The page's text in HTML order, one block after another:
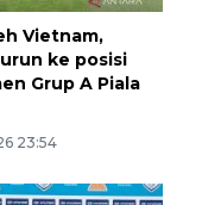
Vietnam,
ke posisi
Grup A Piala
23:54